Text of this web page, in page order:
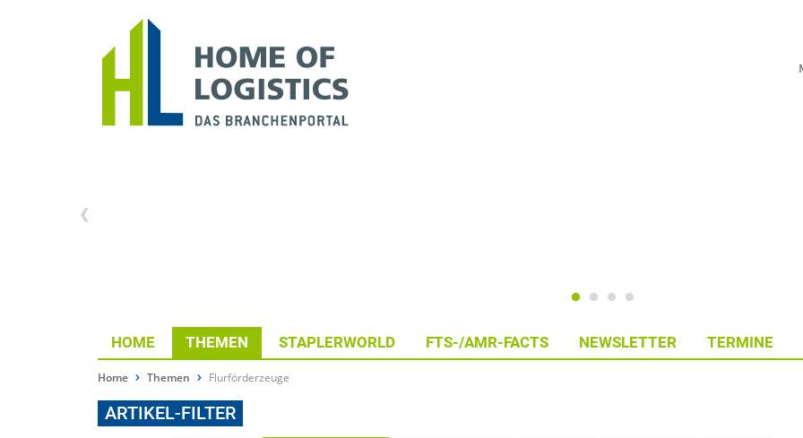
HOME THEMEN STAPLERWORLD FTS-/AMR-FACTS NEWSLETTER TERMINE
Home Themen Flurförderzeuge
ARTIKEL-FILTER